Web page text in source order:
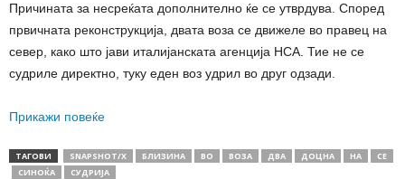
Причината за несреќата дополнително ќе се утврдува. Според
првичната реконструкција, двата воза се движеле во правец на
север, како што јави италијанската агенција НСА. Тие не се
судриле директно, туку еден воз удрил во друг одзади.
Прикажи повеќе
ТАГОВИ SNAPSHOT/X БЛИЗИНА ВО ВОЗА ДВА ДОЦНА НА
СЕ
СИНОЌА
СУДРИЈА